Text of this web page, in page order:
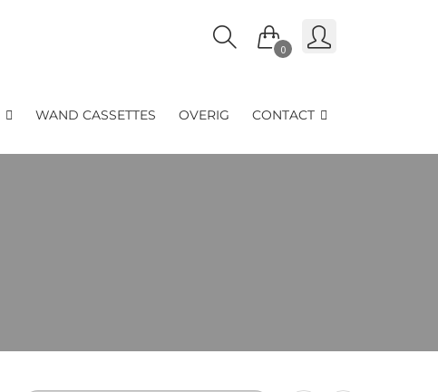
0
WAND CASSETTES OVERIG CONTACT